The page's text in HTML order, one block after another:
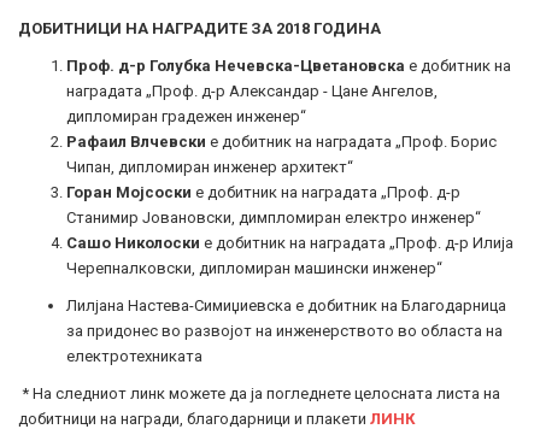
ДОБИТНИЦИ НА НАГРАДИТЕ ЗА 2018 ГОДИНА
Проф. д-р Голубка Нечевска-Цветановска е добитник на
наградата „Проф. д-р Александар - Цане Ангелов,
дипломиран градежен инженер“
Рафаил Влчевски е добитник на наградата „Проф. Борис
Чипан, дипломиран инженер архитект“
Горан Мојсоски е добитник на наградата „Проф. д-р
Станимир Јовановски, димпломиран електро инженер“
Сашо Николоски е добитник на наградата „Проф. д-р Илија
Черепналковски, дипломиран машински инженер“
Лилјана Настева-Симиџиевска е добитник на Благодарница
за придонес во развојот на инженерството во областа на
електротехниката
* На следниот линк можете да ја погледнете целосната листа на
добитници на награди, благодарници и плакети ЛИНК